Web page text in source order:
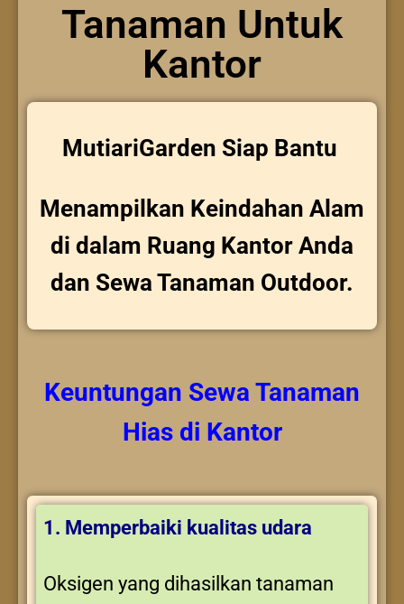
Tanaman Untuk
Kantor
MutiariGarden Siap Bantu
Menampilkan Keindahan Alam
di dalam Ruang Kantor Anda
dan Sewa Tanaman Outdoor.
Keuntungan Sewa Tanaman
Hiasdi Kantor
1. Memperbaiki kualitas udara
Oksigen yang dihasilkan tanaman